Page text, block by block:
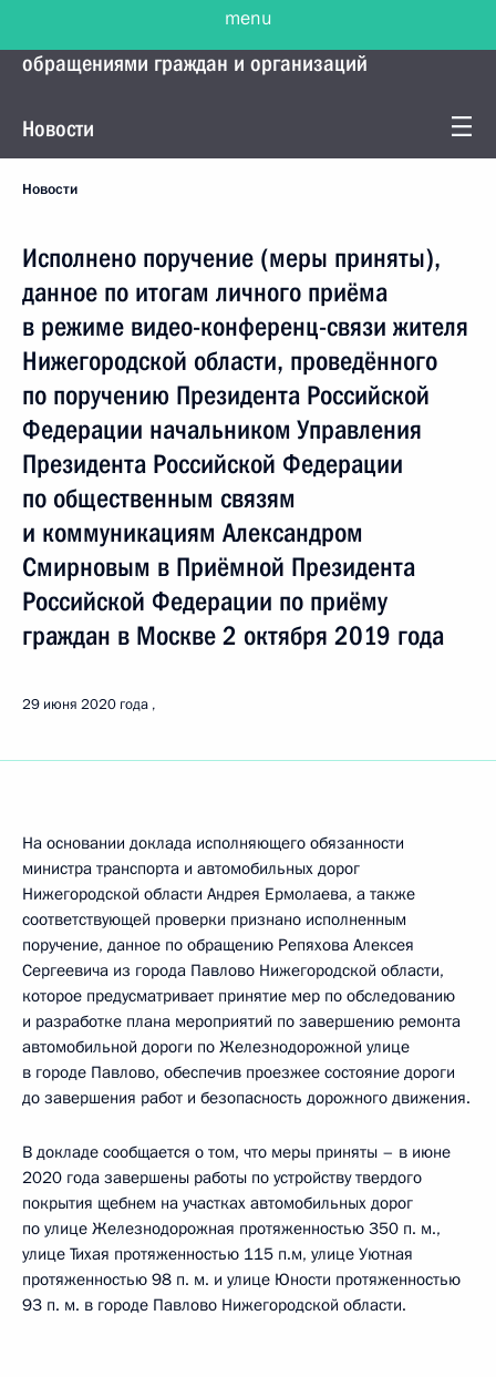
обращениями граждан и организаций
Новости
Новости
Исполнено поручение (меры приняты),
данное по итогам личного приёма
в режиме видео-конференц-связи жителя
Нижегородской области, проведённого
по поручению Президента Российской
Федерации начальником Управления
Президента Российской Федерации
по общественным связям
и коммуникациям Александром
Смирновым в Приёмной Президента
Российской Федерации по приёму
граждан в Москве 2 октября 2019 года
29 июня 2020 года
На основании доклада исполняющего обязанности
министра транспорта и автомобильных дорог
Нижегородской области Андрея Ермолаева, а также
соответствующей проверки признано исполненным
поручение, данное по обращению Репяхова Алексея
Сергеевича из города Павлово Нижегородской области,
которое предусматривает принятие мер по обследованию
и разработке плана мероприятий по завершению ремонта
автомобильной дороги по Железнодорожной улице
в городе Павлово, обеспечив проезжее состояние дороги
до завершения работ и безопасность дорожного движения.
В докладе сообщается о том, что меры приняты – в июне
2020 года завершены работы по устройству твердого
покрытия щебнем на участках автомобильных дорог
по улице Железнодорожная протяженностью 350 п. м.,
улице Тихая протяженностью 115 п.м, улице Уютная
протяженностью 98 п. м. и улице Юности протяженностью
93 п. м. в городе Павлово Нижегородской области.